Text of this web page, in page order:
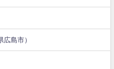
島市）